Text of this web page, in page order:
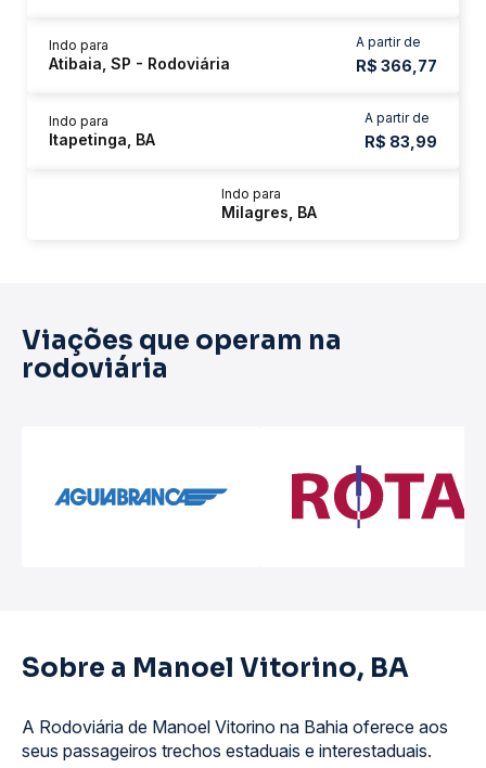
A partir de
R$ 366,77
Indo para
Atibaia, SP - Rodoviária
A partir de
R$ 83,99
Indo para
Itapetinga, BA
Indo para
Milagres, BA
Viações que operam na
rodoviária
Sobre a Manoel Vitorino, BA
A Rodoviária de Manoel Vitorino na Bahia oferece aos
seus passageiros trechos estaduais e interestaduais.